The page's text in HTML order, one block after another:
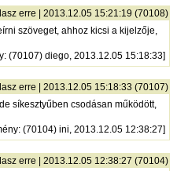
erre | 2013.12.05 15:21:19 (70108)
szöveget, ahhoz kicsi a kijelzője,
: (70107) diego, 2013.12.05 15:18:33]
erre | 2013.12.05 15:18:33 (70107)
síkesztyűben csodásan működött,
: (70104) ini, 2013.12.05 12:38:27]
erre | 2013.12.05 12:38:27 (70104)